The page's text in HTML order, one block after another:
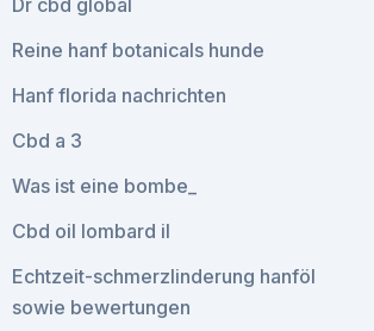
Dr cbd global
Reine hanf botanicals hunde
Hanf florida nachrichten
Cbd a 3
Was ist eine bombe_
Cbd oil lombard il
Echtzeit-schmerzlinderung hanföl
sowie bewertungen